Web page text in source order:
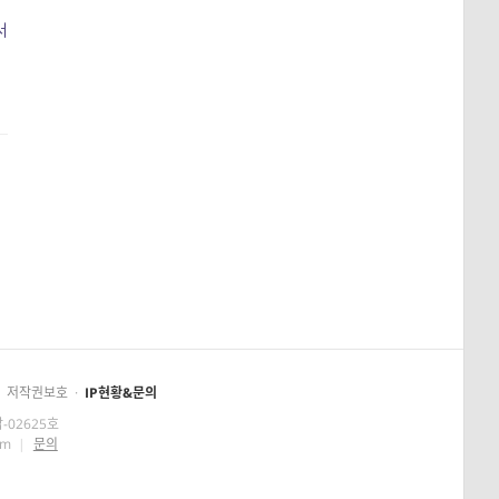
저작권보호 · IP현황&문의
-02625호
| 문의